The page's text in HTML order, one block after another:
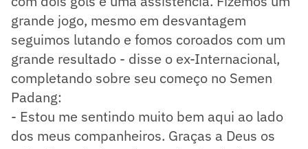
grande jogo, mesmo em desvantagem
seguimos lutando e fomos coroados com um
grande resultado - disse o ex-Internacional,
completando sobre seu começo no Semen
Padang:
- Estou me sentindo muito bem aqui ao lado
dos meus companheiros. Graças a Deus os